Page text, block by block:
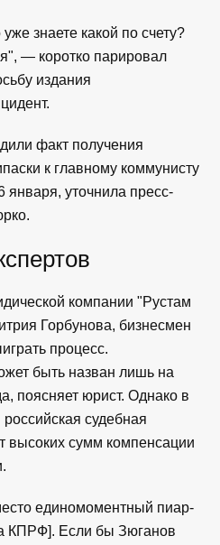
знаете какой по счету?
— коротко парировал
издания
факт получения
к главному коммунисту
января, уточнила пресс-
компании "Рустам
Горбунова, бизнесмен
процесс.
быть назван лишь на
поясняет юрист. Однако в
судебная
высоких сумм компенсации
единомоментный пиар-
КПРФ]. Если бы Зюганов